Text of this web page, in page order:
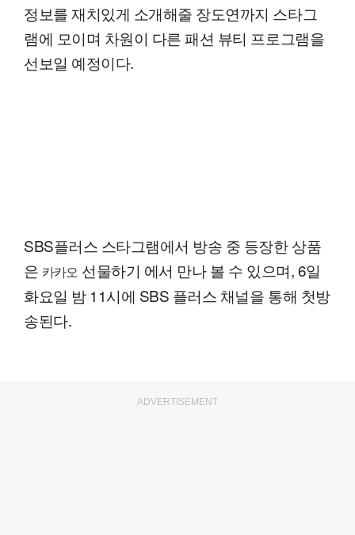
정보를 재치있게 소개해줄 장도연까지 스타그
램에 모이며 차원이 다른 패션 뷰티 프로그램을
선보일 예정이다.
SBS플러스 스타그램에서 방송 중 등장한 상품
은 카카오 선물하기 에서 만나 볼 수 있으며, 6일
화요일 밤 11시에 SBS 플러스 채널을 통해 첫방
송된다.
ADVERTISEMENT